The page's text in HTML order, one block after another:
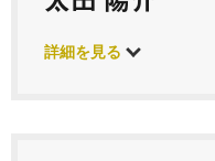
詳細を見る